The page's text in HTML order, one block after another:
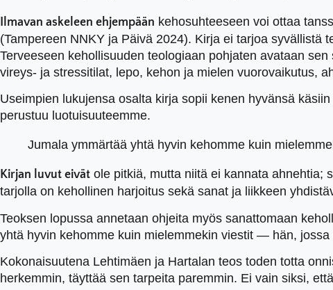
Ilmavan askeleen ehjempään kehosuhteeseen voi ottaa
(Tampereen NNKY ja Päivä 2024). Kirja ei tarjoa
Terveeseen kehollisuuden teologiaan pohjaten avataan
vireys- ja stressitilat, lepo, kehon ja mielen vuorovaikutus,
Useimpien lukujensa osalta kirja sopii kenen hyvänsä
perustuu luotuisuuteemme.
Jumala ymmärtää yhtä hyvin kehomme kuin
Kirjan luvut eivät ole pitkiä, mutta niitä ei kannata ahnehtia;
tarjolla on kehollinen harjoitus sekä sanat ja liikkeen
Teoksen lopussa annetaan ohjeita myös sanattomaan
yhtä hyvin kehomme kuin mielemmekin viestit — hän,
Kokonaisuutena Lehtimäen ja Hartalan teos toden totta
herkemmin, täyttää sen tarpeita paremmin. Ei vain siksi,